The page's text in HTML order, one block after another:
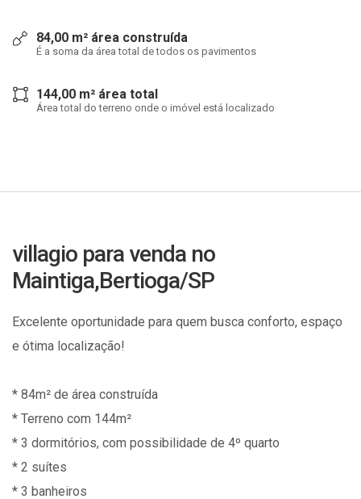
84,00 m² área construída
É a soma da área total de todos os pavimentos
144,00 m² área total
Área total do terreno onde o imóvel está localizado
villagio para venda no
Maintiga,Bertioga/SP
Excelente oportunidade para quem busca conforto, espaço
e ótima localização!
* 84m² de área construída
* Terreno com 144m²
* 3 dormitórios, com possibilidade de 4º quarto
* 2 suítes
* 3 banheiros